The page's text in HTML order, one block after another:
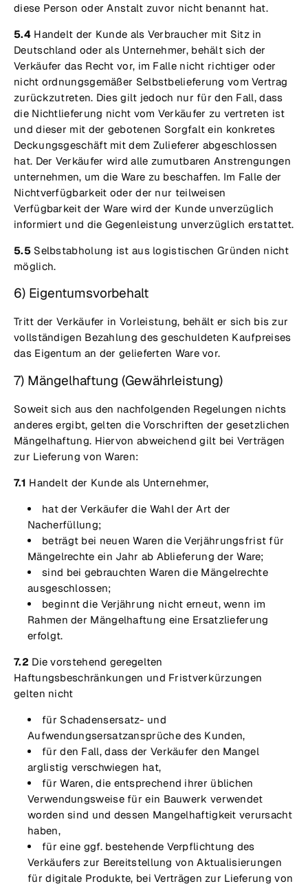
diese Person oder Anstalt zuvor nicht benannt hat.
5.4Handelt der Kunde als Verbraucher mit Sitz in
Deutschland oder als Unternehmer, behält sich der
Verkäufer das Recht vor, im Falle nicht richtiger oder
nicht ordnungsgemäßer Selbstbelieferung vom Vertrag
zurückzutreten. Dies gilt jedoch nur für den Fall, dass
die Nichtlieferung nicht vom Verkäufer zu vertreten ist
und dieser mit der gebotenen Sorgfalt ein konkretes
Deckungsgeschäft mit dem Zulieferer abgeschlossen
hat. Der Verkäufer wird alle zumutbaren Anstrengungen
unternehmen, um die Ware zu beschaffen. Im Falle der
Nichtverfügbarkeit oder der nur teilweisen
Verfügbarkeit der Ware wird der Kunde unverzüglich
informiert und die Gegenleistung unverzüglich erstattet.
5.5Selbstabholung ist aus logistischen Gründen nicht
möglich.
6) Eigentumsvorbehalt
Tritt der Verkäufer in Vorleistung, behält er sich bis zur
vollständigen Bezahlung des geschuldeten Kaufpreises
das Eigentum an der gelieferten Ware vor.
7) Mängelhaftung (Gewährleistung)
Soweit sich aus den nachfolgenden Regelungen nichts
anderes ergibt, gelten die Vorschriften der gesetzlichen
Mängelhaftung. Hiervon abweichend gilt bei Verträgen
zur Lieferung von Waren:
7.1 Handelt der Kunde als Unternehmer,
hat der Verkäufer die Wahl der Art der
Nacherfüllung;
beträgt bei neuen Waren die Verjährungsfrist für
Mängelrechte ein Jahr ab Ablieferung der Ware;
sind bei gebrauchten Waren die Mängelrechte
ausgeschlossen;
beginnt die Verjährung nicht erneut, wenn im
Rahmen der Mängelhaftung eine Ersatzlieferung
erfolgt.
7.2 Die vorstehend geregelten
Haftungsbeschränkungen und Fristverkürzungen
gelten nicht
für Schadensersatz- und
Aufwendungsersatzansprüche des Kunden,
für den Fall, dass der Verkäufer den Mangel
arglistig verschwiegen hat,
für Waren, die entsprechend ihrer üblichen
Verwendungsweise für ein Bauwerk verwendet
worden sind und dessen Mangelhaftigkeit verursacht
haben,
für eine ggf. bestehende Verpflichtung des
Verkäufers zur Bereitstellung von Aktualisierungen
für digitale Produkte, bei Verträgen zur Lieferung von